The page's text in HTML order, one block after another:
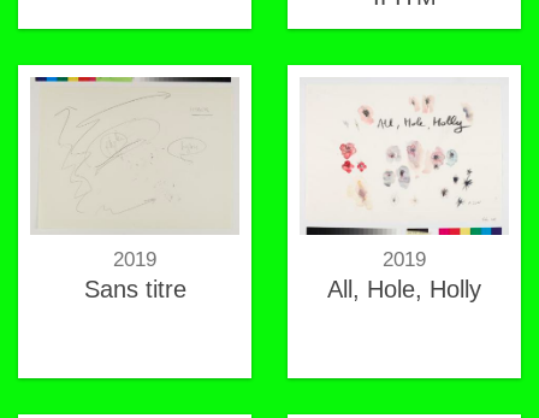
2019
Sans titre
2019
All, Hole, Holly